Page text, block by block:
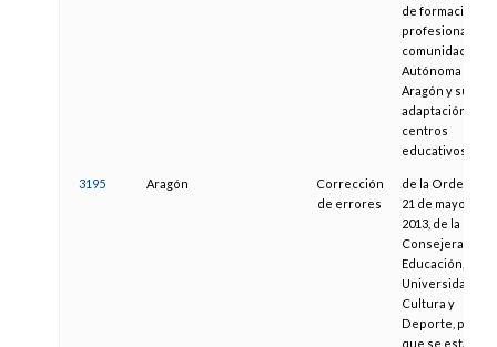
de formación
profesional en
comunidad
Autónoma de
Aragón y su
adaptación a los
centros
educativos
3195 Aragón
Corrección
de errores
de la Orden de
21 de mayo de
2013, de la
Consejera de
Educación,
Universidad,
Cultura y
Deporte, por la
que se